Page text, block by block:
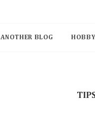
ANOTHER BLOG HOBBY